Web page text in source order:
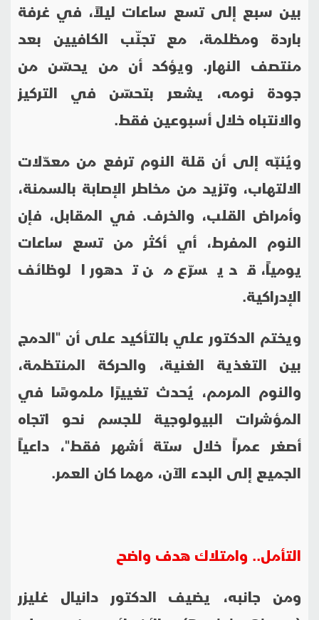
بين سبع إلى تسع ساعات ليلاً، في غرفة
باردة ومظلمة، مع تجنّب الكافيين بعد
منتصف النهار. ويؤكد أن من يحسّن من
جودة نومه، يشعر بتحسّن في التركيز
والانتباه خلال أسبوعين فقط.
ويُنبّه إلى أن قلة النوم ترفع من معدّلات
الالتهاب، وتزيد من مخاطر الإصابة بالسمنة،
وأمراض القلب، والخرف. في المقابل، فإن
النوم المفرط، أي أكثر من تسع ساعات
يومياً، قد يسرّع من تدهور الوظائف
الإدراكية.
ويختم الدكتور علي بالتأكيد على أن "الدمج
بين التغذية الغنية، والحركة المنتظمة،
والنوم المرمم، يُحدث تغييرًا ملموسًا في
المؤشرات البيولوجية للجسم نحو اتجاه
أصغر عمراً خلال ستة أشهر فقط"، داعياً
الجميع إلى البدء الآن، مهما كان العمر.
التأمل.. وامتلاك هدف واضح
ومن جانبه، يضيف الدكتور دانيال غليزر